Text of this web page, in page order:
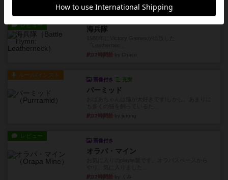
約11時間前by mob567
レビュー 海兵隊
約12時間前
ルール/インスト
画像付き 充実
パーミッド
約12時間前
レビュー
画像付き
オラパ・マイン
約12時間前